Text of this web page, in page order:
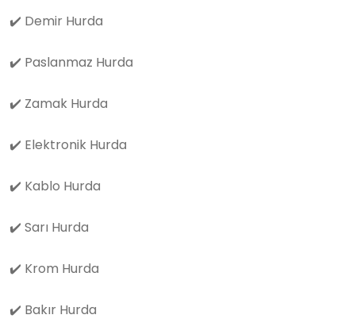
✔️ Demir Hurda
✔️ Paslanmaz Hurda
✔️ Zamak Hurda
✔️ Elektronik Hurda
✔️ Kablo Hurda
✔️ Sarı Hurda
✔️ Krom Hurda
✔️ Bakır Hurda